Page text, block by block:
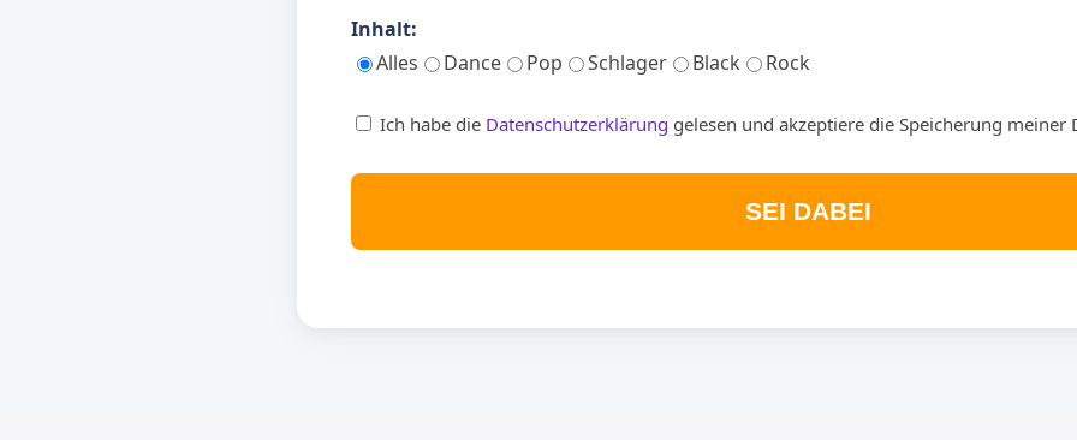
Inhalt:
Alles
Dance Pop Schlager Black Rock
Ich habe die Datenschutzerklärung gelesen und akzeptiere die Speicherung meiner
SEI DABEI